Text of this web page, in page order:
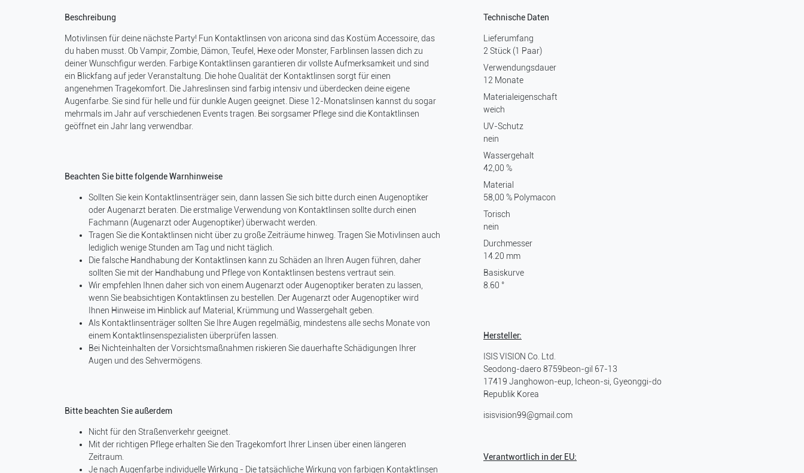
Beschreibung
Motivlinsen für deine nächste Party! Fun Kontaktlinsen von aricona sind das Kostüm Accessoire, das
du haben musst. Ob Vampir, Zombie, Dämon, Teufel, Hexe oder Monster, Farblinsen lassen dich zu
deiner Wunschfigur werden. Farbige Kontaktlinsen garantieren dir vollste Aufmerksamkeit und sind
ein Blickfang auf jeder Veranstaltung. Die hohe Qualität der Kontaktlinsen sorgt für einen
angenehmen Tragekomfort. Die Jahreslinsen sind farbig intensiv und überdecken deine eigene
Augenfarbe. Sie sind für helle und für dunkle Augen geeignet. Diese 12-Monatslinsen kannst du sogar
mehrmals im Jahr auf verschiedenen Events tragen. Bei sorgsamer Pflege sind die Kontaktlinsen
geöffnet ein Jahr lang verwendbar.
Beachten Sie bitte folgende Warnhinweise
Sollten Sie kein Kontaktlinsenträger sein, dann lassen Sie sich bitte durch einen Augenoptiker
oder Augenarzt beraten. Die erstmalige Verwendung von Kontaktlinsen sollte durch einen
Fachmann (Augenarzt oder Augenoptiker) überwacht werden.
Tragen Sie die Kontaktlinsen nicht über zu große Zeiträume hinweg. Tragen Sie Motivlinsen auch
lediglich wenige Stunden am Tag und nicht täglich.
Die falsche Handhabung der Kontaktlinsen kann zu Schäden an Ihren Augen führen, daher
sollten Sie mit der Handhabung und Pflege von Kontaktlinsen bestens vertraut sein.
Wir empfehlen Ihnen daher sich von einem Augenarzt oder Augenoptiker beraten zu lassen,
wenn Sie beabsichtigen Kontaktlinsen zu bestellen. Der Augenarzt oder Augenoptiker wird
Ihnen Hinweise im Hinblick auf Material, Krümmung und Wassergehalt geben.
Als Kontaktlinsenträger sollten Sie Ihre Augen regelmäßig, mindestens alle sechs Monate von
einem Kontaktlinsenspezialisten überprüfen lassen.
Bei Nichteinhalten der Vorsichtsmaßnahmen riskieren Sie dauerhafte Schädigungen Ihrer
Augen und des Sehvermögens.
Bitte beachten Sie außerdem
Nicht für den Straßenverkehr geeignet.
Mit der richtigen Pflege erhalten Sie den Tragekomfort Ihrer Linsen über einen längeren
Zeitraum.
Je nach Augenfarbe individuelle Wirkung - Die tatsächliche Wirkung von farbigen Kontaktlinsen
Technische Daten
Lieferumfang
2 Stück (1 Paar)
Verwendungsdauer
12 Monate
Materialeigenschaft
weich
UV-Schutz
nein
Wassergehalt
42,00 %
Material
58,00 % Polymacon
Torisch
nein
Durchmesser
14.20 mm
Basiskurve
8.60 °
Hersteller:
ISIS VISION Co. Ltd.
Seodong-daero 8759beon-gil 67-13
17419 Janghowon-eup, Icheon-si, Gyeonggi-do
Republik Korea
isisvision99@gmail.com
Verantwortlich in der EU: